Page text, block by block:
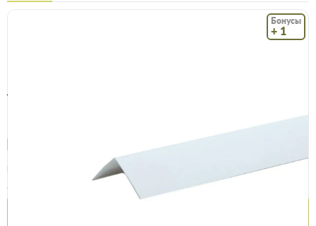
Бонусы
+ 1
Угол защитный 100 10*10 белый 2,7м
єВідновлення
20.9 грн 20 грн